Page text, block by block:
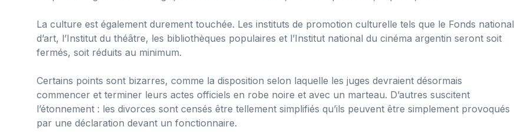
La culture est également durement touchée. Les instituts de promotion culturelle tels que le Fonds national
d’art, l’Institut du théâtre, les bibliothèques populaires et l’Institut national du cinéma argentin seront soit
fermés, soit réduits au minimum.
Certains points sont bizarres, comme la disposition selon laquelle les juges devraient désormais
commencer et terminer leurs actes officiels en robe noire et avec un marteau. D’autres suscitent
l’étonnement : les divorces sont censés être tellement simplifiés qu’ils peuvent être simplement provoqués
par une déclaration devant un fonctionnaire.